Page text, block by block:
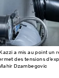
a mis au point un
des tensions
Dzambegovic